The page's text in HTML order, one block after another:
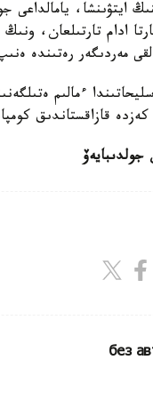
ايتۋىنشا،
مەردىگەر رەتىندە
قازاقستاندىق
جولدىبايەۆ
без